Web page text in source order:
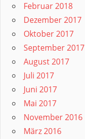
Februar 2018
Dezember 2017
Oktober 2017
September 2017
August 2017
Juli 2017
Juni 2017
Mai 2017
November 2016
März 2016